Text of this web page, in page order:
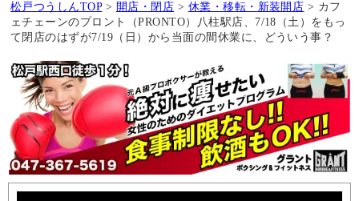
松戸つうしんTOP > 開店・閉店 > 休業・移転・新装開店 > カフ
ェチェーンのプロント（PRONTO）八柱駅店、7/18（土）をもっ
て閉店のはずが7/19（日）から当面の間休業に、どういう事？